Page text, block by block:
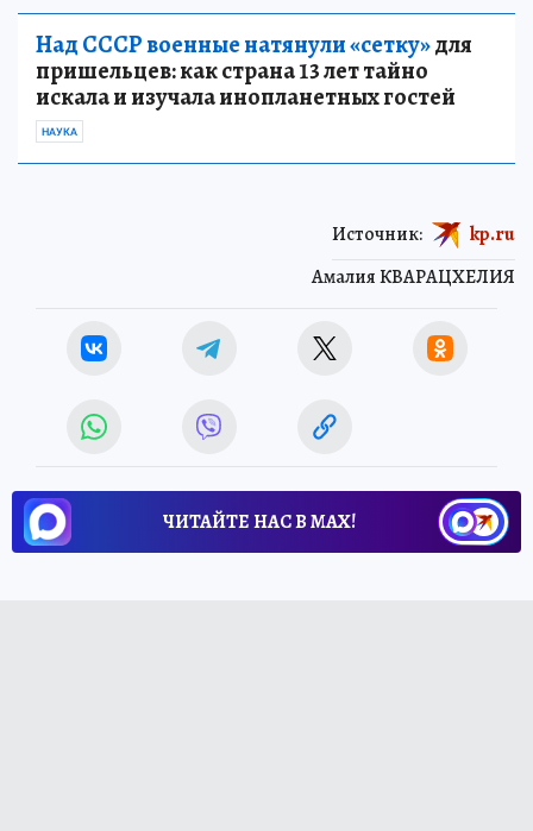
Над СССР военные натянули «сетку»для
пришельцев: как страна 13 лет тайно
искала и изучала инопланетных гостей
НАУКА
Амалия КВАРАЦХЕЛИЯ
Источник: kp.ru
ЧИТАЙТЕ НАС В МАХ!